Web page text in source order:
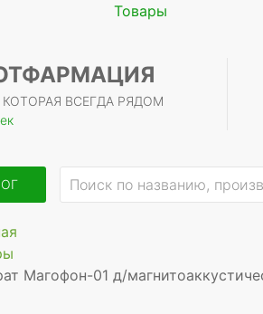
Товары
КОТОРАЯ ВСЕГДА РЯДОМ
Магофон-01 д/